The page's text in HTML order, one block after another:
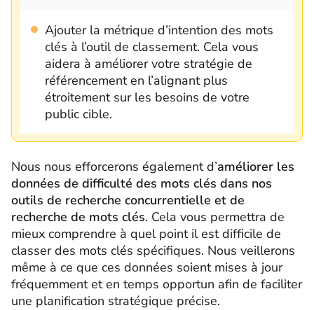
Ajouter la métrique d’intention des mots
clés à l’outil de classement. Cela vous
aidera à améliorer votre stratégie de
référencement en l’alignant plus
étroitement sur les besoins de votre
public cible.
Nous nous efforcerons également d’améliorer les
données de difficulté des mots clés dans nos
outils de recherche concurrentielle et de
recherche de mots clés. Cela vous permettra de
mieux comprendre à quel point il est difficile de
classer des mots clés spécifiques. Nous veillerons
même à ce que ces données soient mises à jour
fréquemment et en temps opportun afin de faciliter
une planification stratégique précise.